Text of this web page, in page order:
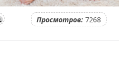
Просмотров:7268